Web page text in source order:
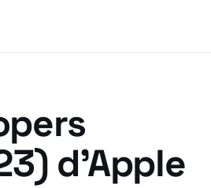
d’Apple